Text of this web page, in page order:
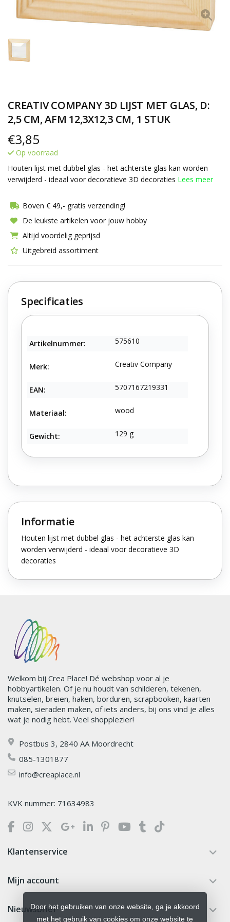
CREATIV COMPANY 3D LIJST MET GLAS, D:
2,5 CM, AFM 12,3X12,3 CM, 1 STUK
€3,85
Op voorraad
Houten lijst met dubbel glas - het achterste glas kan worden
verwijderd - ideaal voor decoratieve 3D decoraties Lees meer
Boven € 49,- gratis verzending!
De leukste artikelen voor jouw hobby
Altijd voordelig geprijsd
Uitgebreid assortiment
Specificaties
Artikelnummer: 575610
Merk: Creativ Company
EAN: 5707167219331
Materiaal: wood
Gewicht: 129 g
Informatie
Houten lijst met dubbel glas - het achterste glas kan
worden verwijderd - ideaal voor decoratieve 3D
decoraties
Welkom bij Crea Place! Dé webshop voor al je
hobbyartikelen. Of je nu houdt van schilderen, tekenen,
knutselen, breien, haken, borduren, scrapbooken, kaarten
maken, sieraden maken, of iets anders, bij ons vind je alles
wat je nodig hebt. Veel shopplezier!
Postbus 3, 2840 AA Moordrecht
085-1301877
info@creaplace.nl
KVK nummer: 71634983
Klantenservice
Mijn account
Nieuwsbrief
Door het gebruiken van onze website, ga je akkoord
met het gebruik van cookies om onze website te